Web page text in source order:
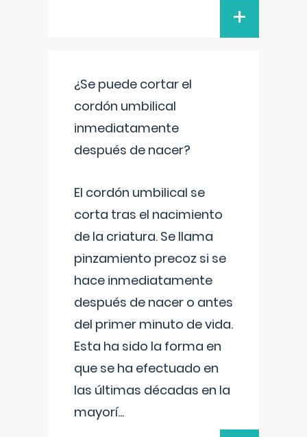
+
¿Se puede cortar el
cordón umbilical
inmediatamente
después de nacer?
El cordón umbilical se
corta tras el nacimiento
de la criatura. Se llama
pinzamiento precoz si se
hace inmediatamente
después de nacer o antes
del primer minuto de vida.
Esta ha sido la forma en
que se ha efectuado en
las últimas décadas en la
mayorí...